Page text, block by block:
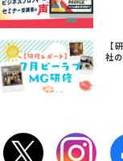
【
社